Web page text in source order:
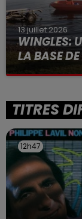
13 juillet 2026
WINGLES:
LA BASE
La victime a
TITRES
12h47
12h47